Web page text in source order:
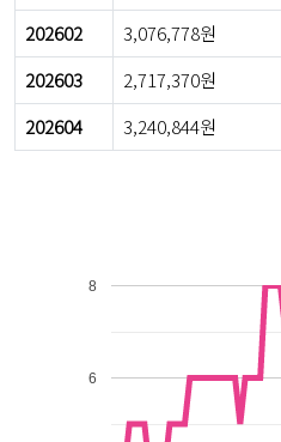
202602
3,076,778원
202603
2,717,370원
202604
3,240,844원
6
8